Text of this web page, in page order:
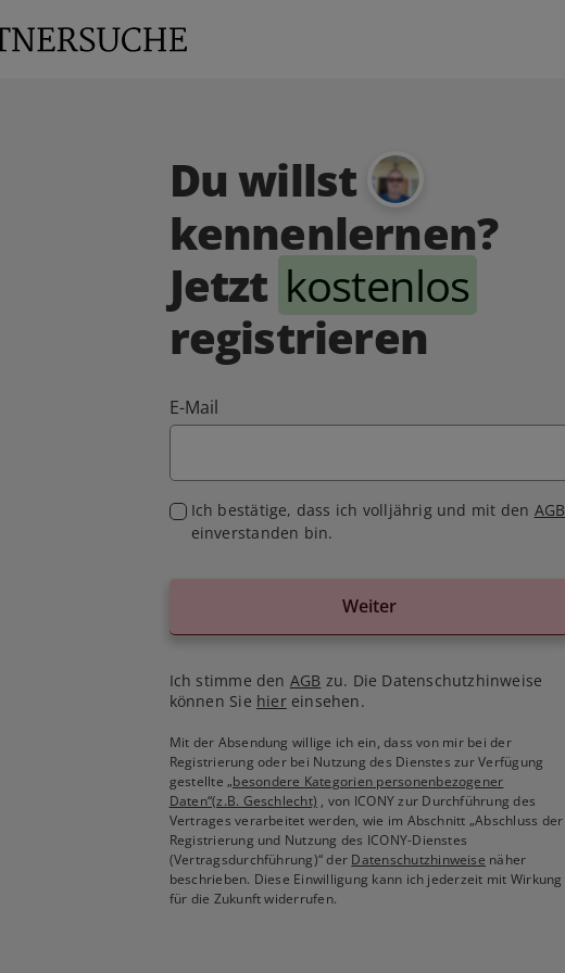
Du willst
kennenlernen?
Jetzt kostenlos
registrieren
E-Mail
Ich bestätige, dass ich volljährig und mit den AGB
einverstanden bin.
Weiter
Ich stimme den AGB zu. Die Datenschutzhinweise
können Sie hiereinsehen.
Mit der Absendung willige ich ein, dass von mir bei der
Registrierung oder bei Nutzung des Dienstes zur Verfügung
gestellte„besondere Kategorien personenbezogener
Daten“(z.B. Geschlecht) , von ICONY zur Durchführung des
Vertrages verarbeitet werden, wie im Abschnitt „Abschluss der
Registrierung und Nutzung des ICONY-Dienstes
(Vertragsdurchführung)“ der Datenschutzhinweise näher
beschrieben. Diese Einwilligung kann ich jederzeit mit Wirkung
für die Zukunft widerrufen.